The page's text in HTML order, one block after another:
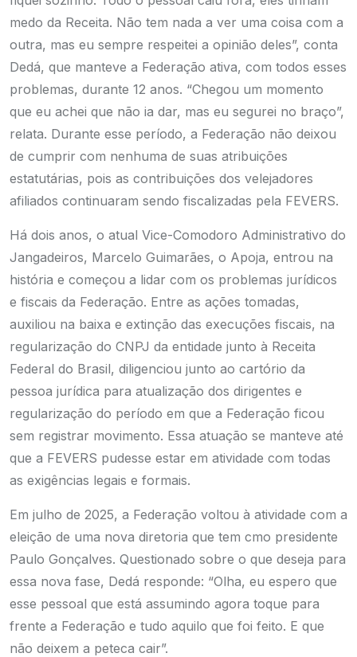
medo da Receita. Não tem nada a ver uma coisa com a
outra, mas eu sempre respeitei a opinião deles”, conta
Dedá, que manteve a Federação ativa, com todos esses
problemas, durante 12 anos. “Chegou um momento
que eu achei que não ia dar, mas eu segurei no braço”,
relata. Durante esse período, a Federação não deixou
de cumprir com nenhuma de suas atribuições
estatutárias, pois as contribuições dos velejadores
afiliados continuaram sendo fiscalizadas pela FEVERS.
Há dois anos, o atual Vice-Comodoro Administrativo do
Jangadeiros, Marcelo Guimarães, o Apoja, entrou na
história e começou a lidar com os problemas jurídicos
e fiscais da Federação. Entre as ações tomadas,
auxiliou na baixa e extinção das execuções fiscais, na
regularização do CNPJ da entidade junto à Receita
Federal do Brasil, diligenciou junto ao cartório da
pessoa jurídica para atualização dos dirigentes e
regularização do período em que a Federação ficou
sem registrar movimento. Essa atuação se manteve até
que a FEVERS pudesse estar em atividade com todas
as exigências legais e formais.
Em julho de 2025, a Federação voltou à atividade com a
eleição de uma nova diretoria que tem cmo presidente
Paulo Gonçalves. Questionado sobre o que deseja para
essa nova fase, Dedá responde: “Olha, eu espero que
esse pessoal que está assumindo agora toque para
frente a Federação e tudo aquilo que foi feito. E que
não deixem a peteca cair”.